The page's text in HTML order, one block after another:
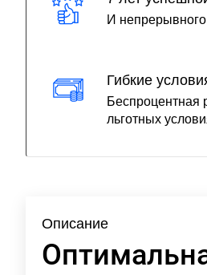
И
Гибкие
Беспроцентная
льготных
Описание